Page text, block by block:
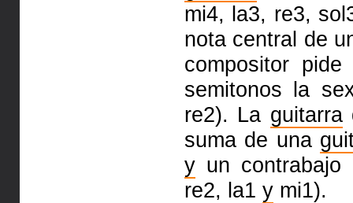
mi4, la3, re3,
nota central de
compositor
semitonos la
re2). La guitarra
suma de una
y un contrabajo
re2, la1 y mi1).